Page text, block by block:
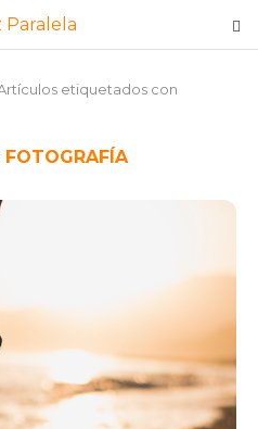
etiquetados con
FOTOGRAFÍA